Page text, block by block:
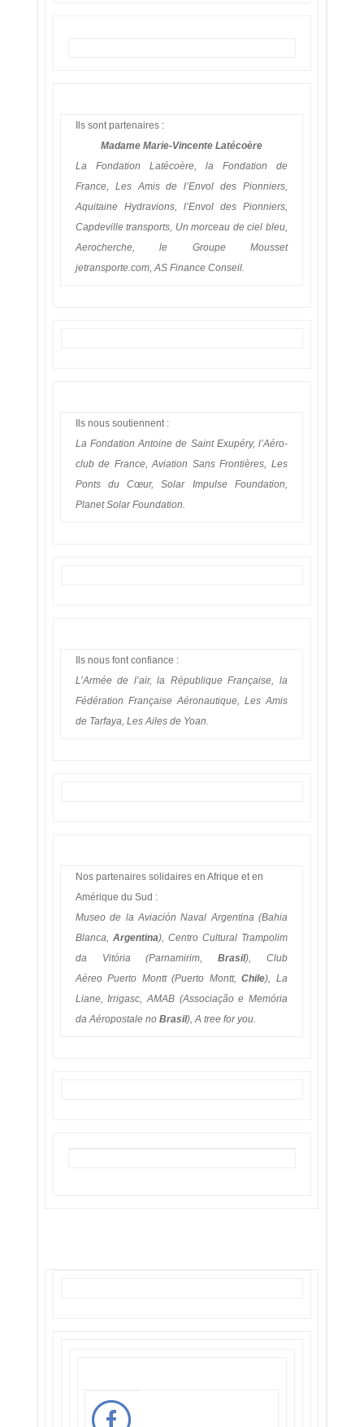
Ils sont partenaires :
Madame Marie-Vincente Latécoère
La Fondation Latécoère, la Fondation de
France, Les Amis de l’Envol des Pionniers,
Aquitaine Hydravions, l’Envol des Pionniers,
Capdeville transports, Un morceau de ciel bleu,
Aerocherche, le Groupe Mousset
jetransporte.com, AS Finance Conseil.
Ils nous soutiennent :
La Fondation Antoine de Saint Exupéry, l’Aéro-
club de France, Aviation Sans Frontières, Les
Ponts du Cœur, Solar Impulse Foundation,
Planet Solar Foundation.
Ils nous font confiance :
L’Armée de l’air, la République Française, la
Fédération Française Aéronautique, Les Amis
de Tarfaya, Les Ailes de Yoan.
Nos partenaires solidaires en Afrique et en
Amérique du Sud :
Museo de la Aviación Naval Argentina (Bahia
Blanca, Argentina), Centro Cultural Trampolim
da Vitória (Parnamirim,Brasil), Club
Aéreo Puerto Montt (Puerto Montt,Chile), La
Liane, Irrigasc, AMAB (Associação e Memória
da Aéropostale no Brasil), A tree for you.